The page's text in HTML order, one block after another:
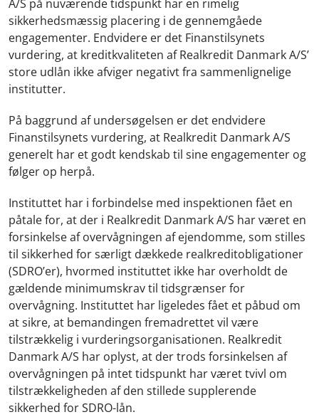
A/S på nuværende tidspunkt har en rimelig
sikkerhedsmæssig placering i de gennemgåede
engagementer. Endvidere er det Finanstilsynets
vurdering, at kreditkvaliteten af Realkredit Danmark A/S’
store udlån ikke afviger negativt fra sammenlignelige
institutter.
På baggrund af undersøgelsen er det endvidere
Finanstilsynets vurdering, at Realkredit Danmark A/S
generelt har et godt kendskab til sine engagementer og
følger op herpå.
Instituttet har i forbindelse med inspektionen fået en
påtale for, at der i Realkredit Danmark A/S har været en
forsinkelse af overvågningen af ejendomme, som stilles
til sikkerhed for særligt dækkede realkreditobligationer
(SDRO’er), hvormed instituttet ikke har overholdt de
gældende minimumskrav til tidsgrænser for
overvågning. Instituttet har ligeledes fået et påbud om
at sikre, at bemandingen fremadrettet vil være
tilstrækkelig i vurderingsorganisationen. Realkredit
Danmark A/S har oplyst, at der trods forsinkelsen af
overvågningen på intet tidspunkt har været tvivl om
tilstrækkeligheden af den stillede supplerende
sikkerhed for SDRO-lån.